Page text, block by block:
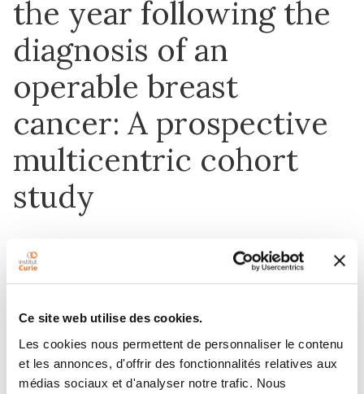
Ce site web utilise des cookies.
Les cookies nous permettent de personnaliser le contenu
et les annonces, d'offrir des fonctionnalités relatives aux
médias sociaux et d'analyser notre trafic. Nous
the year following the
diagnosis of an
operable breast
cancer: A prospective
multicentric cohort
study
1 juin 2021
Human Reproduction
DOI :10.1016/j.jogoh.2020.101871